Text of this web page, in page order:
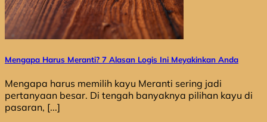
Mengapa Harus Meranti? 7 Alasan Logis Ini Meyakinkan Anda
Mengapa harus memilih kayu Meranti sering jadi
pertanyaan besar. Di tengah banyaknya pilihan kayu di
pasaran, [...]